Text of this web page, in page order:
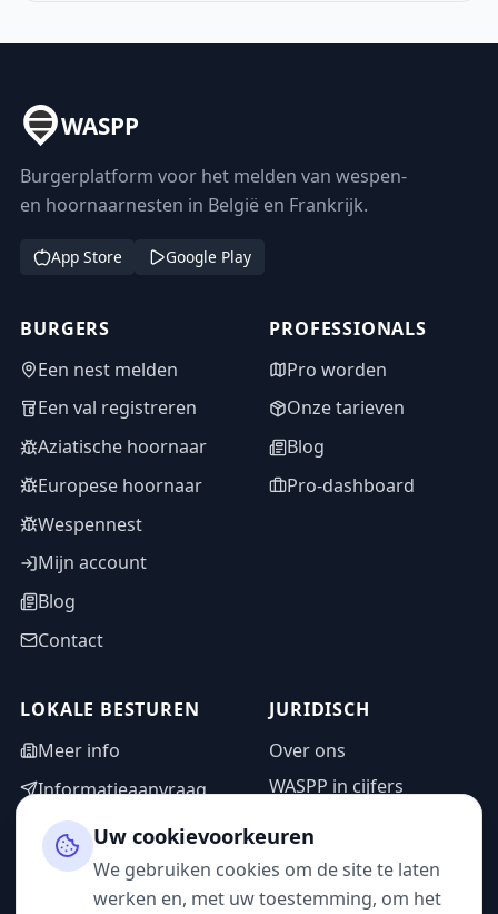
WASPP
Burgerplatform voor het melden van wespen-
en hoornaarnesten in België en Frankrijk.
App Store Google Play
BURGERS
Een nest melden
Een val registreren
Aziatische hoornaar
Europese hoornaar
Wespennest
Mijn account
Blog
Contact
PROFESSIONALS
Pro worden
Onze tarieven
Blog
Pro-dashboard
LOKALE BESTUREN
Meer info
Informatieaanvraag
Adminzone
JURIDISCH
Over ons
WASPP in cijfers
Privacybeleid
Gebruiksvoorwaarden
Uw cookievoorkeuren
We gebruiken cookies om de site te laten
werken en, met uw toestemming, om het